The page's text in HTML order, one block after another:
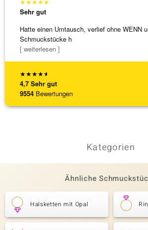
★★★★★
4,7 Sehr gut
9554 Bewertungen
Sehr gut
Hatte einen Umtausch, verlief ohne WENN
Schmuckstücke h
[ weiterlesen ]
Kategorien
Ähnliche
Halsketten mit Opal